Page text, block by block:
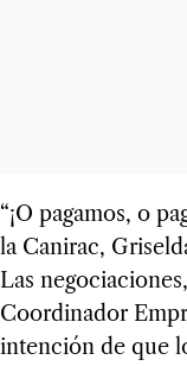
“¡O pagamos, o
la Canirac,
Las
Coordinador
intención de que